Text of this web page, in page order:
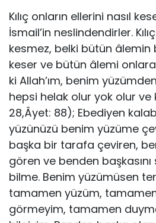
Kılıç onların ellerini nasıl
İsmail’in neslindendirler.
kesmez, belki bütün âlemin
keser ve bütün âlemi
ki Allah’ım, benim
hepsi helak olur yok olur ve
28,Âyet: 88); Ebediyen
yüzünüzü benim yüzüme
başka bir tarafa çeviren,
gören ve benden
bilme. Benim yüzümüsen
tamamen yüzüm,
görmeyim, tamamen